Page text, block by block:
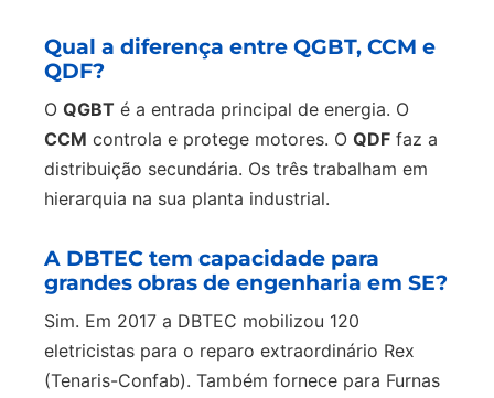
Qual a diferença entre QGBT, CCM e
QDF?
O QGBT é a entrada principal de energia. O
CCM controla e protege motores. O QDF faz a
distribuição secundária. Os três trabalham em
hierarquia na sua planta industrial.
A DBTEC tem capacidade para
grandes obras de engenharia em SE?
Sim. Em 2017 a DBTEC mobilizou 120
eletricistas para o reparo extraordinário Rex
(Tenaris-Confab). Também fornece para Furnas